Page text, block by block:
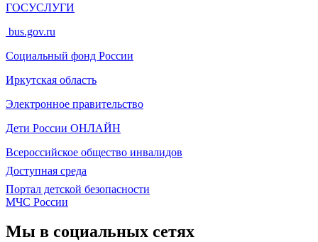
ГОСУСЛУГИ
bus.gov.ru
Социальный фонд России
Иркутская область
Электронное правительство
Дети России ОНЛАЙН
Всероссийское общество инвалидов
Доступная среда
Портал детской безопасности
МЧС России
Мы в социальных сетях